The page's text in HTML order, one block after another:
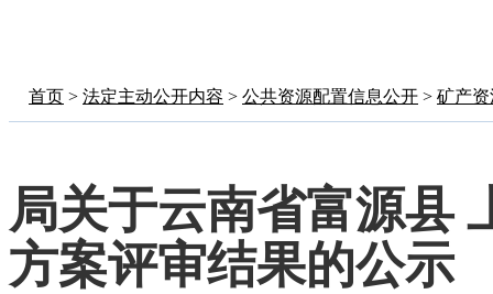
首页 > 法定主动公开内容 > 公共资源配置信息公开 > 矿产
局关于云南省富源县
方案评审结果的公示